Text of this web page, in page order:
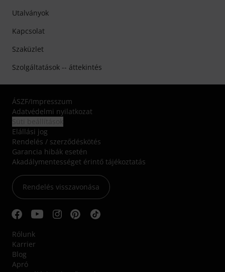
Utalványok
Kapcsolat
Szaküzlet
Szolgáltatások -- áttekintés
ÁSZF/Impresszum
Adatvédelmi nyilatkozat
Elállási jog
Rendelés / szerződéskötés
Garancia hibák esetén
Akadálymentességet érintő tájékoztatás
Rendelés visszavonása
Rólunk
Karrier
Blog
Apró